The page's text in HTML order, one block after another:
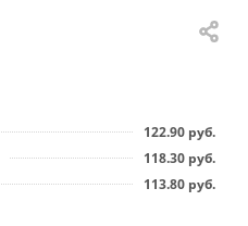
122.90 руб.
118.30 руб.
113.80 руб.